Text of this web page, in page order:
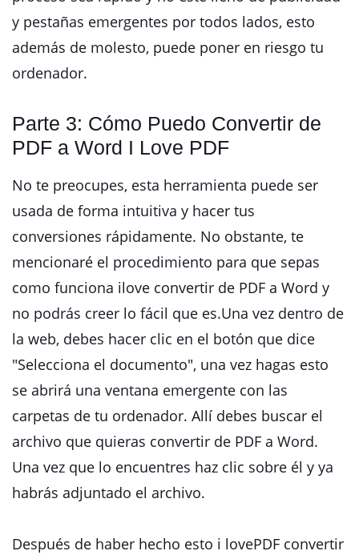
y pestañas emergentes por todos lados, esto
además de molesto, puede poner en riesgo tu
ordenador.
Parte 3: Cómo Puedo Convertir de
PDF a Word I Love PDF
No te preocupes, esta herramienta puede ser
usada de forma intuitiva y hacer tus
conversiones rápidamente. No obstante, te
mencionaré el procedimiento para que sepas
como funciona ilove convertir de PDF a Word y
no podrás creer lo fácil que es.Una vez dentro de
la web, debes hacer clic en el botón que dice
"Selecciona el documento", una vez hagas esto
se abrirá una ventana emergente con las
carpetas de tu ordenador. Allí debes buscar el
archivo que quieras convertir de PDF a Word.
Una vez que lo encuentres haz clic sobre él y ya
habrás adjuntado el archivo.
Después de haber hecho esto i lovePDF convertir